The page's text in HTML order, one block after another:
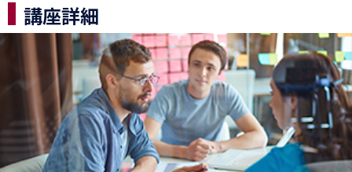
講座詳細